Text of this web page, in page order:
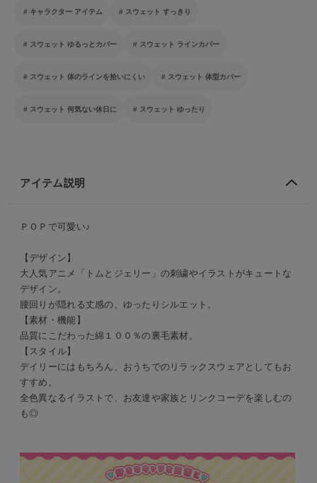
キャラクター アイテム スウェット すっきり
スウェット ゆるっとカバー スウェット ラインカバー
スウェット 体のラインを拾いにくい スウェット 体型カバー
スウェット 何気ない休日に スウェット ゆったり
アイテム説明
ＰＯＰで可愛い♪
【デザイン】
大人気アニメ「トムとジェリー」の刺繍やイラストがキュートな
デザイン。
腰回りが隠れる丈感の、ゆったりシルエット。
【素材・機能】
品質にこだわった綿１００％の裏毛素材。
【スタイル】
デイリーにはもちろん、おうちでのリラックスウェアとしてもお
すすめ。
全色異なるイラストで、お友達や家族とリンクコーデを楽しむの
も◎